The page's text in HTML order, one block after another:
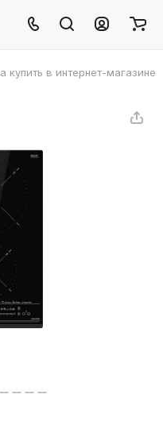
купить в интернет-магазине